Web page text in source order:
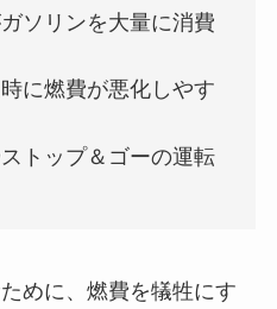
ソリンを大量に消費
に燃費が悪化しやす
トップ＆ゴーの運転
めに、燃費を犠牲にす